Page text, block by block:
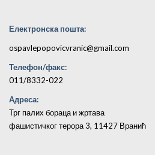
Електронска пошта:
ospavlepopovicvranic@gmail.com
Телефон/факс:
011/8332-022
Адреса:
Трг палих бораца и жртава
фашистичког терора 3, 11427 Вранић